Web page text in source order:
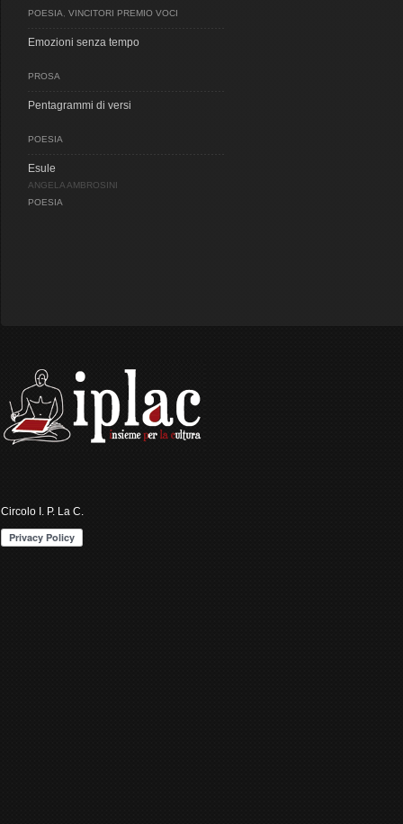
POESIA
VINCITORI PREMIO VOCI
Emozioni senza tempo
PROSA
Pentagrammi di versi
POESIA
Esule
ANGELA AMBROSINI
POESIA
Circolo I. P. La C.